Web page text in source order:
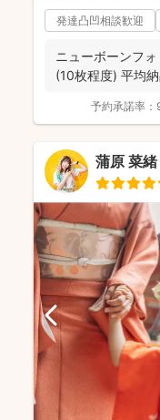
発達凸凹相談歓迎
ニューボーンフ
(10枚程度) 平均
予約承諾率：
蒲原 菜緒